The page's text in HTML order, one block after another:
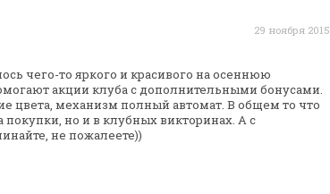
29 ноября 2015
чего-то яркого и красивого на осеннюю
акции клуба сдополнительными бонусами.
цвета, механизм полный автомат. В общем то что
покупки, но и в клубных викторинах. А с
не пожалеете))